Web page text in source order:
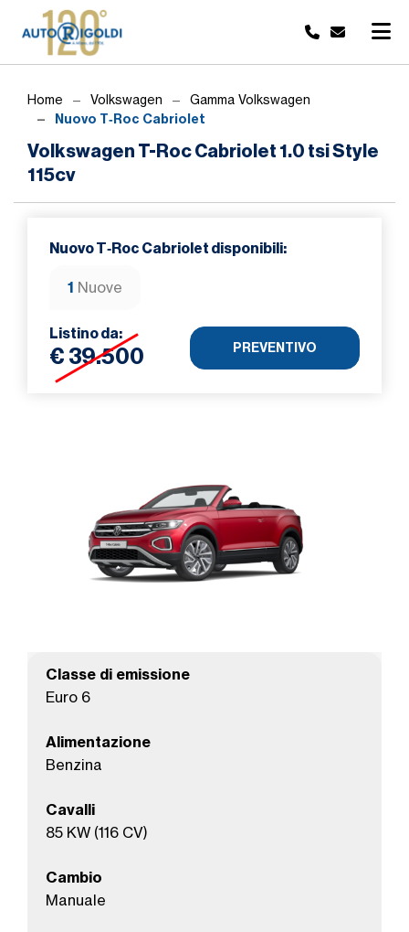
Volkswagen T-Roc Cabriolet 1.0 tsi Style
115cv
Home Volkswagen Gamma Volkswagen
Nuovo T‑Roc Cabriolet
Nuovo T‑Roc Cabriolet disponibili:
1 Nuove
Listino da:
€ 39.500 PREVENTIVO
Classe di emissione
Euro 6
Alimentazione
Benzina
Cavalli
85 KW (116 CV)
Cambio
Manuale